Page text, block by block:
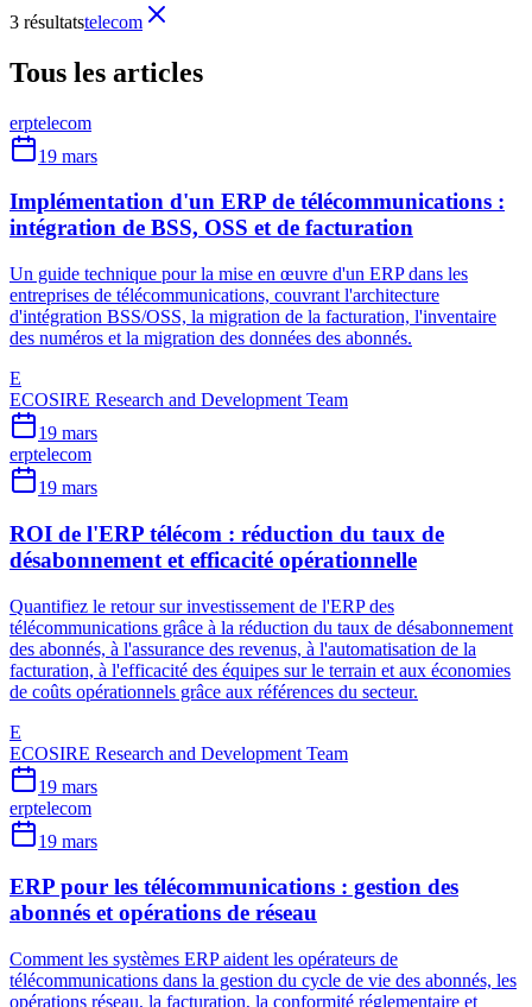
3 résultatstelecom
Tous les articles
erptelecom
19 mars
Implémentation d'un ERP de télécommunications :
intégration de BSS, OSS et de facturation
Un guide technique pour la mise en œuvre d'un ERP dans les
entreprises de télécommunications, couvrant l'architecture
d'intégration BSS/OSS, la migration de la facturation, l'inventaire
des numéros et la migration des données des abonnés.
E
ECOSIRE Research and Development Team
19 mars
erptelecom
19 mars
ROI de l'ERP télécom : réduction du taux de
désabonnement et efficacité opérationnelle
Quantifiez le retour sur investissement de l'ERP des
télécommunications grâce à la réduction du taux de désabonnement
des abonnés, à l'assurance des revenus, à l'automatisation de la
facturation, à l'efficacité des équipes sur le terrain et aux économies
de coûts opérationnels grâce aux références du secteur.
E
ECOSIRE Research and Development Team
19 mars
erptelecom
19 mars
ERP pour les télécommunications : gestion des
abonnés et opérations de réseau
Comment les systèmes ERP aident les opérateurs de
télécommunications dans la gestion du cycle de vie des abonnés, les
opérations réseau, la facturation, la conformité réglementaire et